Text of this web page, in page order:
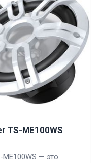
TS-ME100WS
— это